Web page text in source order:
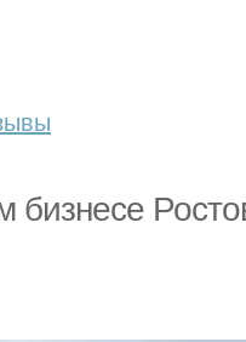
бизнесе